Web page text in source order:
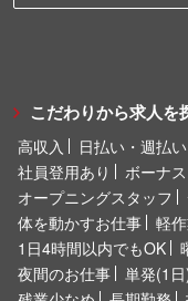
こだわりから求人を
高収入 日払い・週払
社員登用あり
ボーナ
オープニングスタッフ
体を動かすお仕事
軽
1日4時間以内でもOK
夜間のお仕事
単発(1